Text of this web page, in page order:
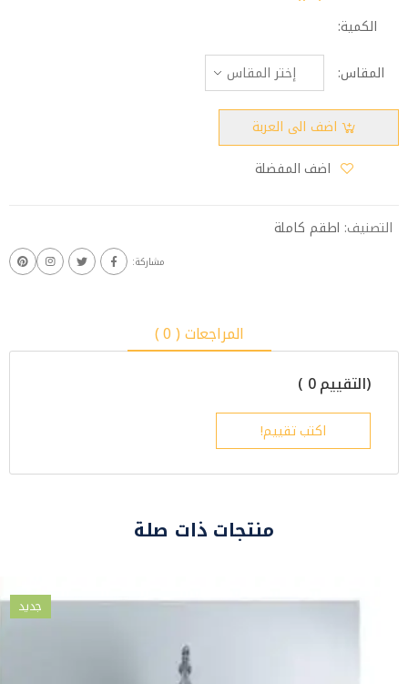
الكمية:
المقاس:
اضف الى العربة
اضف المفضلة
التصنيف: اطقم كاملة
مشاركة:
المراجعات ( 0 )
(التقييم 0 )
اكتب تقييم!
منتجات ذات صلة
جديد